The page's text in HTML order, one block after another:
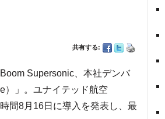
共有する:
Supersonic、本社デンバ
）」。ユナイテッド航空
間8月16日に導入を発表し、最